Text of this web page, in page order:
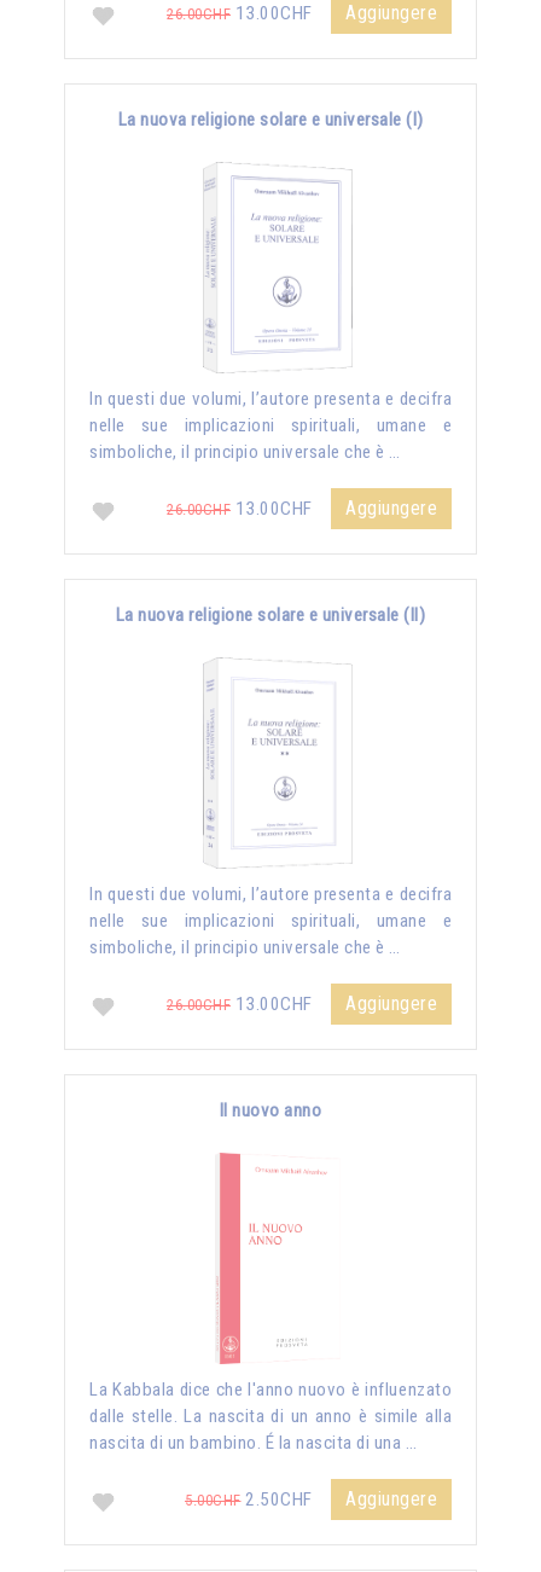
26.00CHF 13.00CHF Aggiungere
La nuova religione solare e universale (I)
In questi due volumi, l’autore presenta e decifra
nelle sue implicazioni spirituali, umane e
simboliche, il principio universale che è …
26.00CHF 13.00CHF Aggiungere
La nuova religione solare e universale (II)
In questi due volumi, l’autore presenta e decifra
nelle sue implicazioni spirituali, umane e
simboliche, il principio universale che è …
26.00CHF 13.00CHF Aggiungere
Il nuovo anno
La Kabbala dice che l'anno nuovo è influenzato
dalle stelle. La nascita di un anno è simile alla
nascita di un bambino. É la nascita di una …
5.00CHF2.50CHF Aggiungere